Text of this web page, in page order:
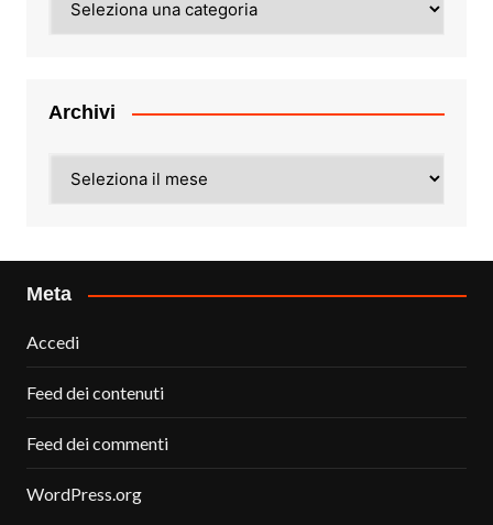
Archivi
Meta
Accedi
Feed dei contenuti
Feed dei commenti
WordPress.org